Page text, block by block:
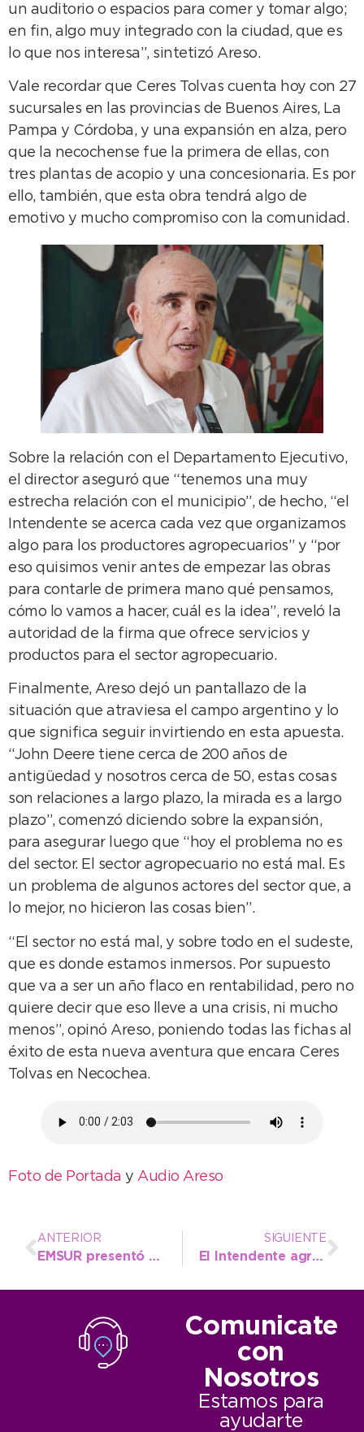
un auditorio o espacios para comer y tomar algo;
en fin, algo muy integrado con la ciudad, que es
lo que nos interesa”, sintetizó Areso.
Vale recordar que Ceres Tolvas cuenta hoy con 27
sucursales en las provincias de Buenos Aires, La
Pampa y Córdoba, y una expansión en alza, pero
que la necochense fue la primera de ellas, con
tres plantas de acopio y una concesionaria. Es por
ello, también, que esta obra tendrá algo de
emotivo y mucho compromiso con la comunidad.
Sobre la relación con el Departamento Ejecutivo,
el director aseguró que “tenemos una muy
estrecha relación con el municipio”, de hecho, “el
Intendente se acerca cada vez que organizamos
algo para los productores agropecuarios” y “por
eso quisimos venir antes de empezar las obras
para contarle de primera mano qué pensamos,
cómo lo vamos a hacer, cuál es la idea”, reveló la
autoridad de la firma que ofrece servicios y
productos para el sector agropecuario.
Finalmente, Areso dejó un pantallazo de la
situación que atraviesa el campo argentino y lo
que significa seguir invirtiendo en esta apuesta.
“John Deere tiene cerca de 200 años de
antigüedad y nosotros cerca de 50, estas cosas
son relaciones a largo plazo, la mirada es a largo
plazo”, comenzó diciendo sobre la expansión,
para asegurar luego que “hoy el problema no es
del sector. El sector agropecuario no está mal. Es
un problema de algunos actores del sector que, a
lo mejor, no hicieron las cosas bien”.
“El sector no está mal, y sobre todo en el sudeste,
que es donde estamos inmersos. Por supuesto
que va a ser un año flaco en rentabilidad, pero no
quiere decir que eso lleve a una crisis, ni mucho
menos”, opinó Areso, poniendo todas las fichas al
éxito de esta nueva aventura que encara Ceres
Tolvas en Necochea.
Foto de Portada y Audio Areso
ANTERIOR
EMSUR presentó el detalle semanal urbano con tareas de riego y mantenimiento de calles
SIGUIENTE
El Intendente agradecido con Actitud Solidaria: “Estamos a menos tiempo de lograr el sueño de la Cooperadora”
Comunicate
con
Nosotros
Estamos para
ayudarte